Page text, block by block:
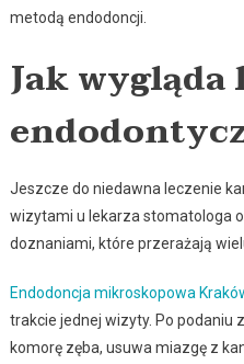
metodą endodoncji.
Jak wygląda
Jeszcze do niedawna leczenie
wizytami u lekarza stomatologa
doznaniami, które przerażają
Endodoncja mikroskopowa
trakcie jednej wizyty. Po
komorę zęba, usuwa miazgę z